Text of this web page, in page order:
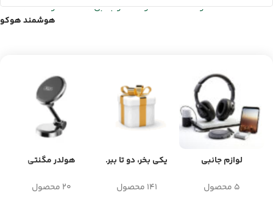
خانه/محصولات/ساعت هوشمند و جانبی/ساعت هوشمند/ساعت
هوشمند هوکو
لوازم جانبی
5 محصول
یکی بخر، دو تا ببر.
141 محصول
هولدر مگنتی
20 محصول